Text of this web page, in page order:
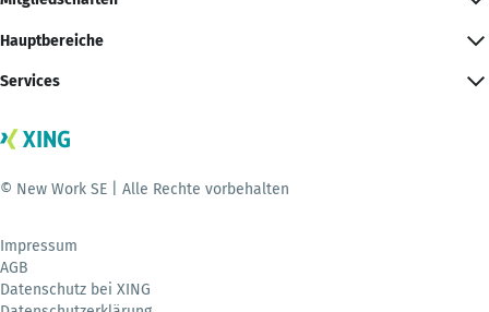
Hauptbereiche
Services
© New Work SE | Alle Rechte vorbehalten
Impressum
AGB
Datenschutz bei XING